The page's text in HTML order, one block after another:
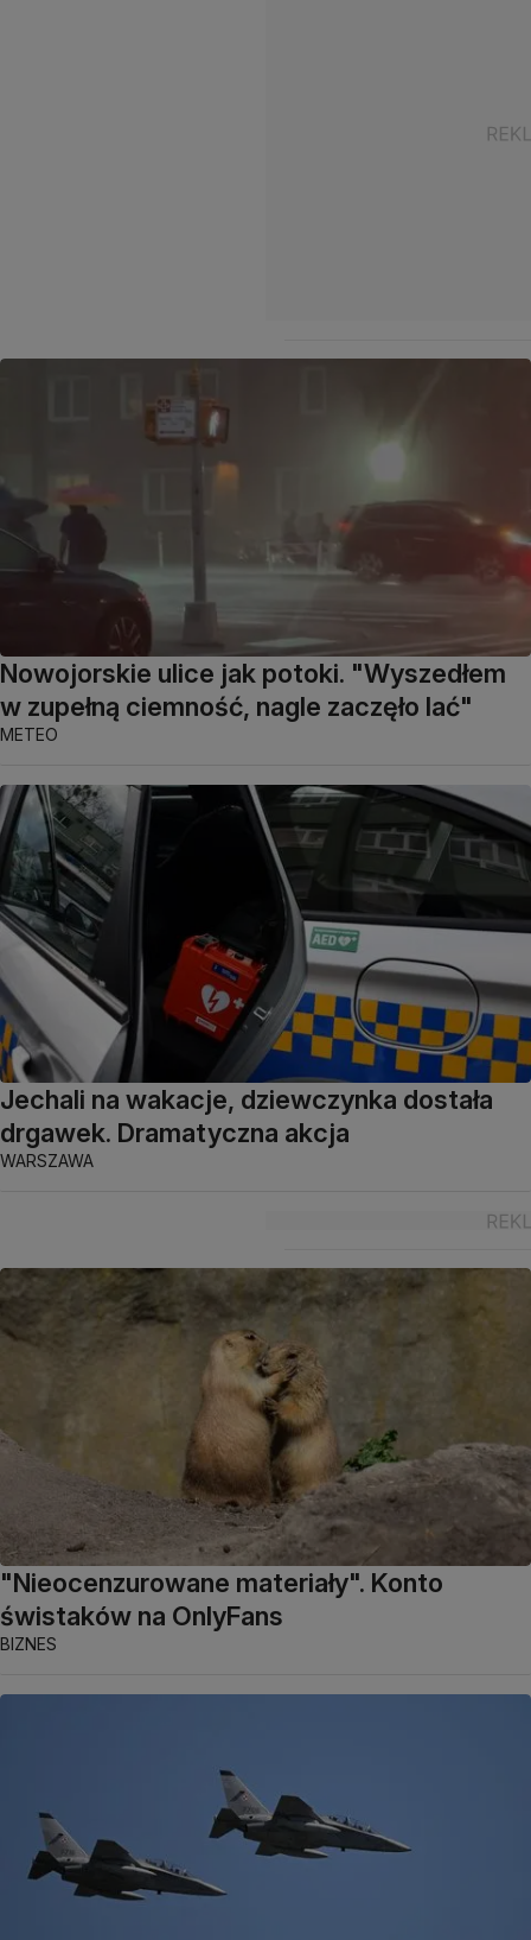
Nowojorskie ulice jak potoki. "Wyszedłem
w zupełną ciemność, nagle zaczęło lać"
METEO
Jechali na wakacje, dziewczynka dostała
drgawek. Dramatyczna akcja
WARSZAWA
"Nieocenzurowane materiały". Konto
świstaków na OnlyFans
BIZNES